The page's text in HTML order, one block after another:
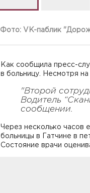
Фото: VK-паблик
Как сообщила пресс-
в больницу. Несмотря на
"Второй
Водитель
сообщении.
Через несколько часов
больницы в Гатчине в
Состояние врачи